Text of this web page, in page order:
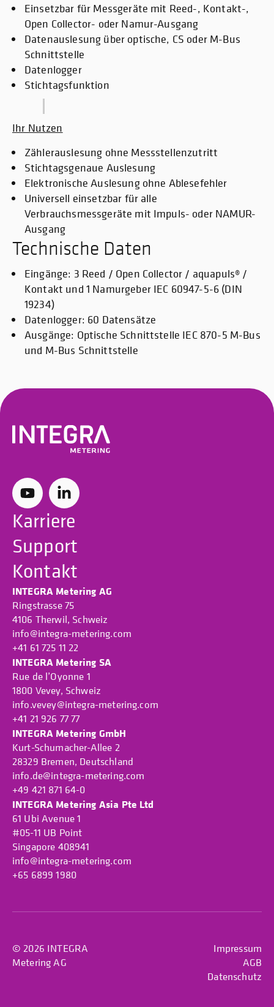
Einsetzbar für Messgeräte mit Reed-, Kontakt-,
Open Collector- oder Namur-Ausgang
Datenauslesung über optische, CS oder M-Bus
Schnittstelle
Datenlogger
Stichtagsfunktion
Ihr Nutzen
Zählerauslesung ohne Messstellenzutritt
Stichtagsgenaue Auslesung
Elektronische Auslesung ohne Ablesefehler
Universell einsetzbar für alle
Verbrauchsmessgeräte mit Impuls- oder NAMUR-
Ausgang
Technische Daten
Eingänge: 3 Reed / Open Collector / aquapuls® /
Kontakt und 1 Namurgeber IEC 60947-5-6 (DIN
19234)
Datenlogger: 60 Datensätze
Ausgänge: Optische Schnittstelle IEC 870-5 M-Bus
und M-Bus Schnittstelle
Karriere
Support
Kontakt
INTEGRA Metering AG
Ringstrasse 75
4106 Therwil, Schweiz
info@integra-metering.com
+41 61 725 11 22
INTEGRA Metering SA
Rue de l’Oyonne 1
1800 Vevey, Schweiz
info.vevey@integra-metering.com
+41 21 926 77 77
INTEGRA Metering GmbH
Kurt-Schumacher-Allee 2
28329 Bremen, Deutschland
info.de@integra-metering.com
+49 421 871 64-0
INTEGRA Metering Asia Pte Ltd
61 Ubi Avenue 1
#05-11 UB Point
Singapore 408941
info@integra-metering.com
+65 6899 1980
© 2026 INTEGRA
Metering AG
Impressum
AGB
Datenschutz